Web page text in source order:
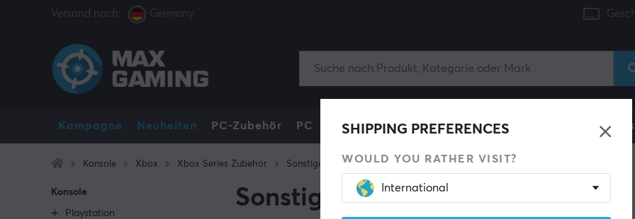
Versand nach: Germany
Kampagne Neuheiten PC-Zubehör PC Konsole Gaming-Stühle Handyzubehör
SHIPPING PREFERENCES
WOULD YOU RATHER VISIT?
International
Konsole Xbox Xbox Series Zubehör Sonstiges
Konsole
Playstation
Sonstiges